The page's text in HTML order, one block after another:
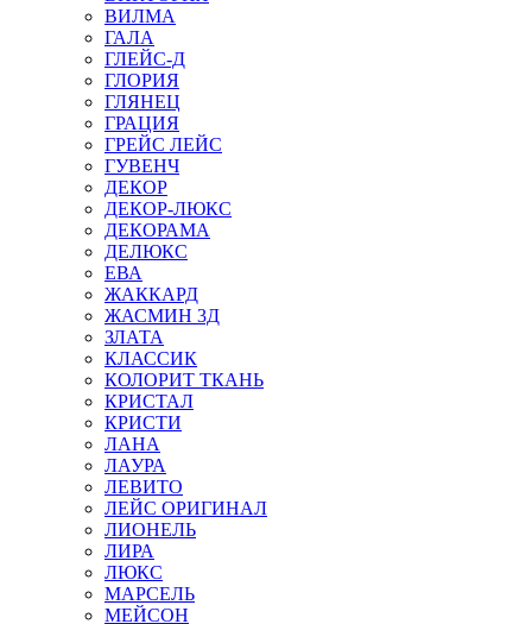
ВИЛМА
ГАЛА
ГЛЕЙС-Д
ГЛОРИЯ
ГЛЯНЕЦ
ГРАЦИЯ
ГРЕЙС ЛЕЙС
ГУВЕНЧ
ДЕКОР
ДЕКОР-ЛЮКС
ДЕКОРАМА
ДЕЛЮКС
ЕВА
ЖАККАРД
ЖАСМИН 3Д
ЗЛАТА
КЛАССИК
КОЛОРИТ ТКАНЬ
КРИСТАЛ
КРИСТИ
ЛАНА
ЛАУРА
ЛЕВИТО
ЛЕЙС ОРИГИНАЛ
ЛИОНЕЛЬ
ЛИРА
ЛЮКС
МАРСЕЛЬ
МЕЙСОН